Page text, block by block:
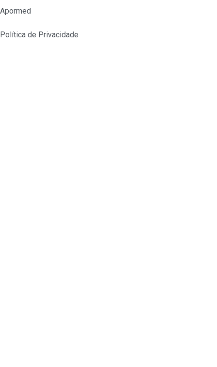
Apormed
Política de Privacidade